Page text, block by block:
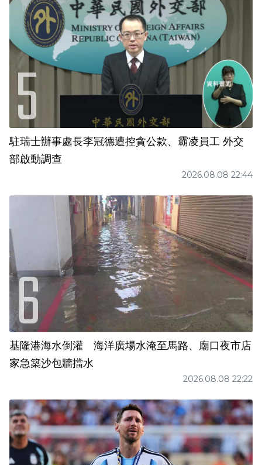
駐瑞士辦事處長李冠德遭控貪公款、霸凌員工 外交
部啟動調查
2026.08.08 22:44
基隆港海水倒灌 海洋廣場水淹至馬路、廟口夜市店
家急築沙包牆擋水
2026.08.08 22:22